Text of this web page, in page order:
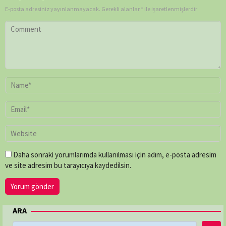
Dart
Lorne
Townend
Louise
Bridge,
Mike
Rowe
Paul
O'Connor
Peter
Chinn,
Shaun
Trevisick
E-posta adresiniz yayınlanmayacak. Gerekli alanlar * ile işaretlenmişlerdir
Daha sonraki yorumlarımda kullanılması için adım, e-posta adresim
ve site adresim bu tarayıcıya kaydedilsin.
ARA